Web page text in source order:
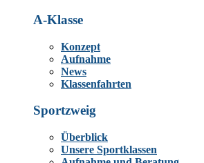
A-Klasse
Konzept
Aufnahme
News
Klassenfahrten
Sportzweig
Überblick
Unsere Sportklassen